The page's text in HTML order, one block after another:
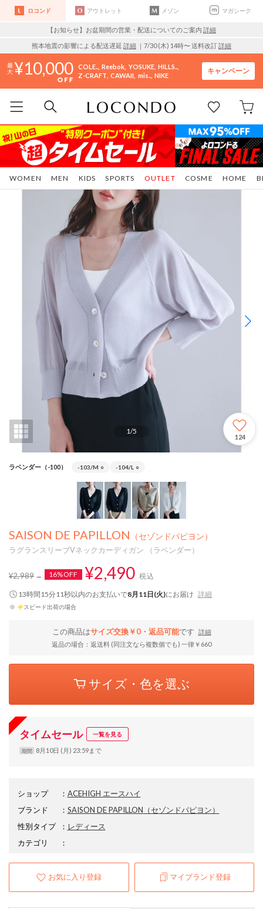
ロコンド アウトレット メゾン マガシーク
【お知らせ】お盆期間の営業・配送についてのご案内 詳細
熊本地震の影響による配送遅延 詳細 ｜7/30 (木) 14時〜 送料改訂詳細
10,000 COLE.. Reebok YOSUKE HILLS..
Z-CRAFT CAWAII mis.. NIKE
キャンペーン
WOMEN MEN KIDS SPORTS COSME HOME
OUTLET
1/5
124
ラベンダー（-100） -103/M ○ -104/L ○
SAISON DE PAPILLON （セゾンドパピヨン）
ラグランスリーブVネックカーディガン （ラベンダー）
¥2,989 16%OFF ¥2,490 税込
13時間15分11秒以内のお支払いで8月11日(火)にお届け 詳細
※ スピード出荷の場合
この商品はサイズ交換￥0・返品可能です
詳細
返品の場合：返送料 (同注文なら複数個でも) 一律￥660
サイズ・色を選ぶ
タイムセール 一覧を見る
期間 8月10日 (月) 23:59まで
ショップ ： ACEHIGH エースハイ
ブランド
： SAISON DE PAPILLON （セゾンドパピヨン）
性別タイプ
： レディース
カテゴリ
：
お気に入り登録 マイブランド登録